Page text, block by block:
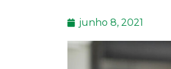
junho 8, 2021